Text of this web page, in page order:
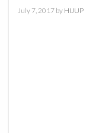
July 7, 2017 by HIJUP